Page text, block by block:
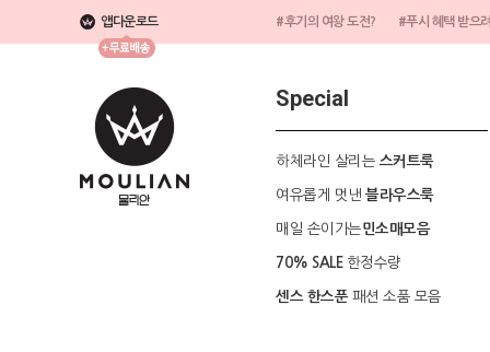
앱다운로드 #후기의 여왕 도전? #푸시 혜택 받으
Special
하체라인 살리는 스커트룩
여유롭게 멋낸 블라우스룩
매일 손이가는민소매모음
70% SALE 한정수량
센스 한스푼패션 소품 모음